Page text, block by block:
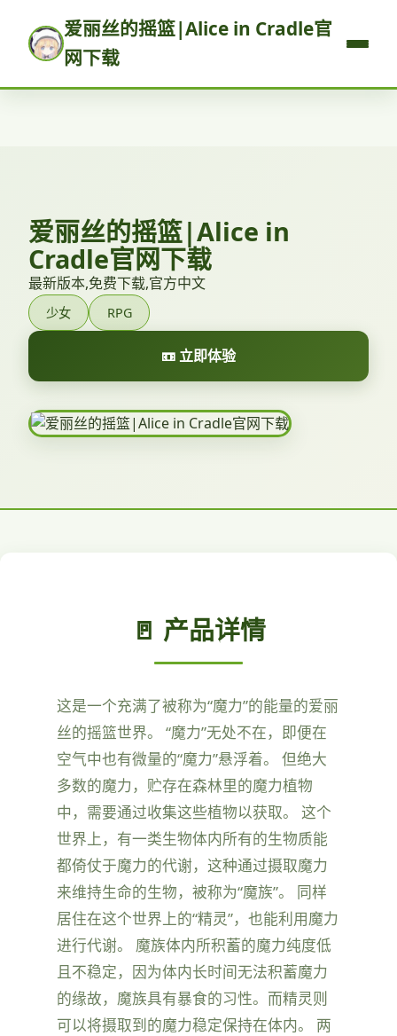
爱丽丝的摇篮|Alice in Cradle官
网下载
爱丽丝的摇篮|Alice in
Cradle官网下载
最新版本,免费下载,官方中文
少女 RPG
📼 立即体验
🚪 产品详情
这是一个充满了被称为“魔力”的能量的爱丽
丝的摇篮世界。 “魔力”无处不在，即便在
空气中也有微量的“魔力”悬浮着。 但绝大
多数的魔力，贮存在森林里的魔力植物
中，需要通过收集这些植物以获取。 这个
世界上，有一类生物体内所有的生物质能
都倚仗于魔力的代谢，这种通过摄取魔力
来维持生命的生物，被称为“魔族”。 同样
居住在这个世界上的“精灵”，也能利用魔力
进行代谢。 魔族体内所积蓄的魔力纯度低
且不稳定，因为体内长时间无法积蓄魔力
的缘故，魔族具有暴食的习性。而精灵则
可以将摄取到的魔力稳定保持在体内。 两